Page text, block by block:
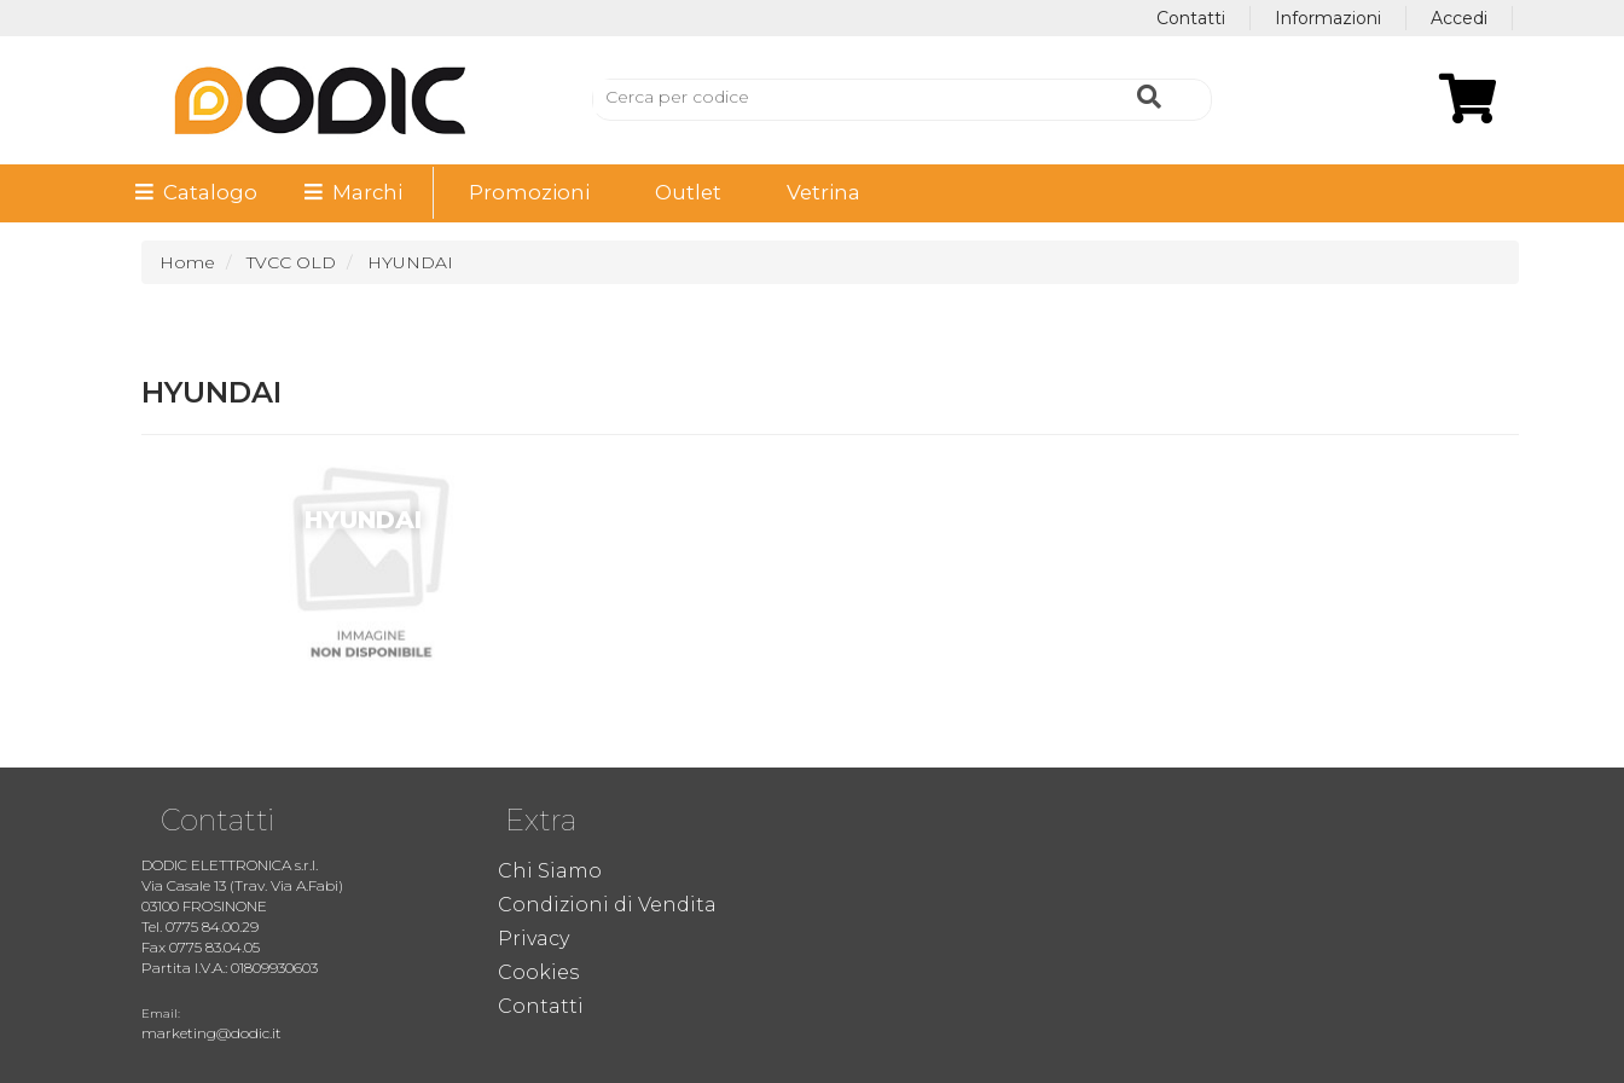
Accedi
Informazioni
Contatti
Catalogo Marchi Promozioni Outlet Vetrina
Home TVCC OLD HYUNDAI
HYUNDAI
HYUNDAI
Contatti
DODIC ELETTRONICA s.r.l.
Via Casale 13 (Trav. Via A.Fabi)
03100 FROSINONE
Tel. 0775 84.00.29
Fax 0775 83.04.05
Partita I.V.A.: 01809930603
Email:
marketing@dodic.it
Extra
Chi Siamo
Condizioni di Vendita
Privacy
Cookies
Contatti